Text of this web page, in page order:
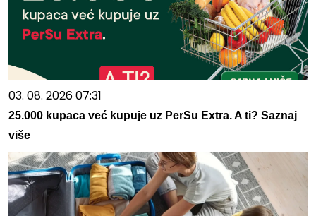
03. 08. 2026 07:31
25.000 kupaca već kupuje uz PerSu Extra. A ti? Saznaj
više